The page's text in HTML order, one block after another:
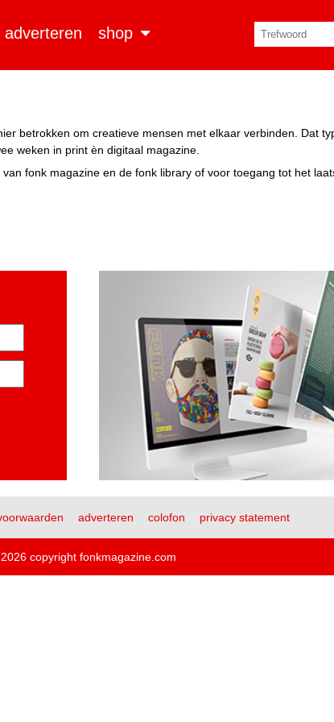
adverteren shop
betrokken om creatieve mensen met elkaar verbinden. Dat
weken in print èn digitaal magazine.
fonk magazine en de fonk library of voor toegang tot het
adverteren colofon privacy statement
copyright fonkmagazine.com